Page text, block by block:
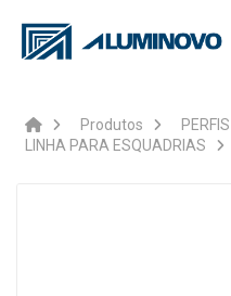
Produtos
LINHA PARA ESQUADRIAS